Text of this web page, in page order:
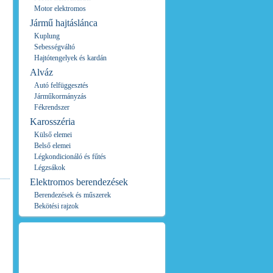
Motor elektromos
Jármű hajtáslánca
Kuplung
Sebességváltó
Hajtótengelyek és kardán
Alváz
Autó felfüggesztés
Járműkormányzás
Fékrendszer
Karosszéria
Külső elemei
Belső elemei
Légkondicionáló és fűtés
Légzsákok
Elektromos berendezések
Berendezések és műszerek
Bekötési rajzok